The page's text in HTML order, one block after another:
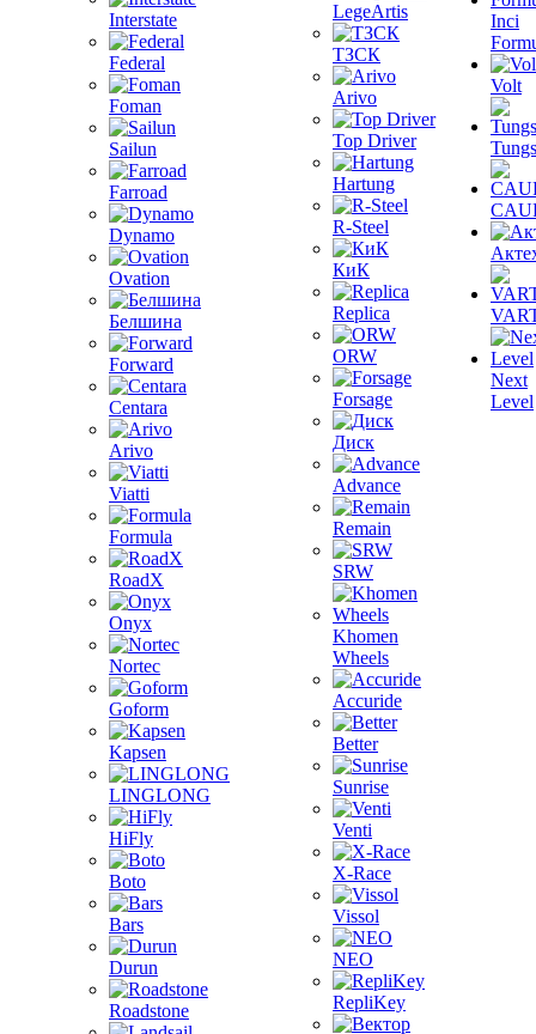
Interstate
Federal
Foman
Sailun
Farroad
Dynamo
Ovation
Белшина
Forward
Centara
Arivo
Viatti
Formula
RoadX
Onyx
Nortec
Goform
Kapsen
LINGLONG
HiFly
Boto
Bars
Durun
Roadstone
LegeArtis
ТЗСК
Arivo
Top Driver
Hartung
R-Steel
КиК
Replica
ORW
Forsage
Диск
Advance
Remain
SRW
Khomen
Wheels
Accuride
Better
Sunrise
Venti
X-Race
Vissol
NEO
RepliKey
Inci
Volt
Next
Level